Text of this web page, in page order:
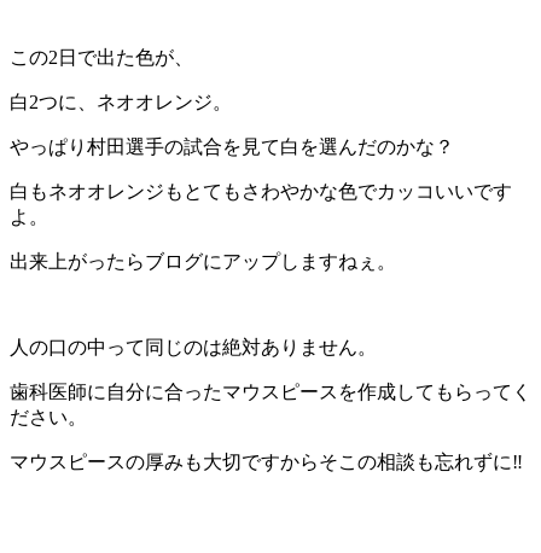
この2日で出た色が、
白2つに、ネオオレンジ。
やっぱり村田選手の試合を見て白を選んだのかな？
白もネオオレンジもとてもさわやかな色でカッコいいです
よ。
出来上がったらブログにアップしますねぇ。
人の口の中って同じのは絶対ありません。
歯科医師に自分に合ったマウスピースを作成してもらってく
ださい。
マウスピースの厚みも大切ですからそこの相談も忘れずに‼